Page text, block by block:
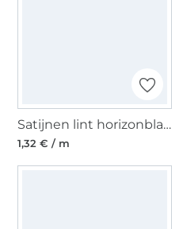
Satijnen lint horizonblauw (25 mm)
1,32 € / m